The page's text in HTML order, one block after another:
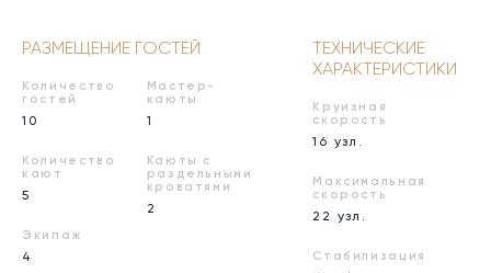
РАЗМЕЩЕНИЕ ГОСТЕЙ
Количество
гостей
10
Количество
кают
5
Экипаж
4
Мастер-
каюты
1
Каюты с
раздельными
кроватями
2
ТЕХНИЧЕСКИЕ
ХАРАКТЕРИСТИКИ
Круизная
скорость
16 узл.
Максимальная
скорость
22 узл.
Стабилизация